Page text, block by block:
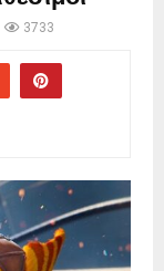
3733